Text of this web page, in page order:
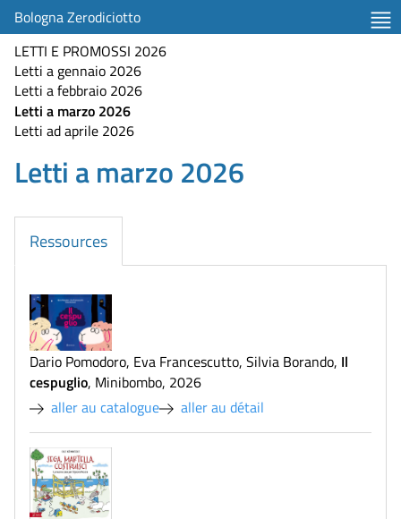
Bologna Zerodiciotto
LETTI E PROMOSSI 2026
Letti a gennaio 2026
Letti a febbraio 2026
Letti a marzo 2026
Letti ad aprile 2026
Letti a marzo 2026
Ressources
Dario Pomodoro, Eva Francescutto, Silvia Borando, Il
cespuglio, Minibombo, 2026
aller au catalogue
aller au détail